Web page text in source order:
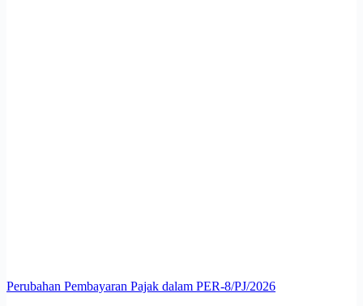
Perubahan Pembayaran Pajak dalam PER-8/PJ/2026